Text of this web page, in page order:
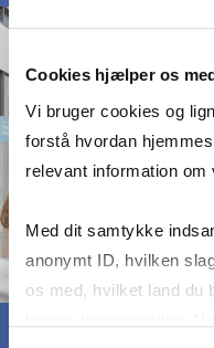
Cookies hjælper os
Vi bruger cookies og
forstå hvordan
relevant information om
Med dit samtykke
anonymt ID, hvilken
os med, hvilket land du